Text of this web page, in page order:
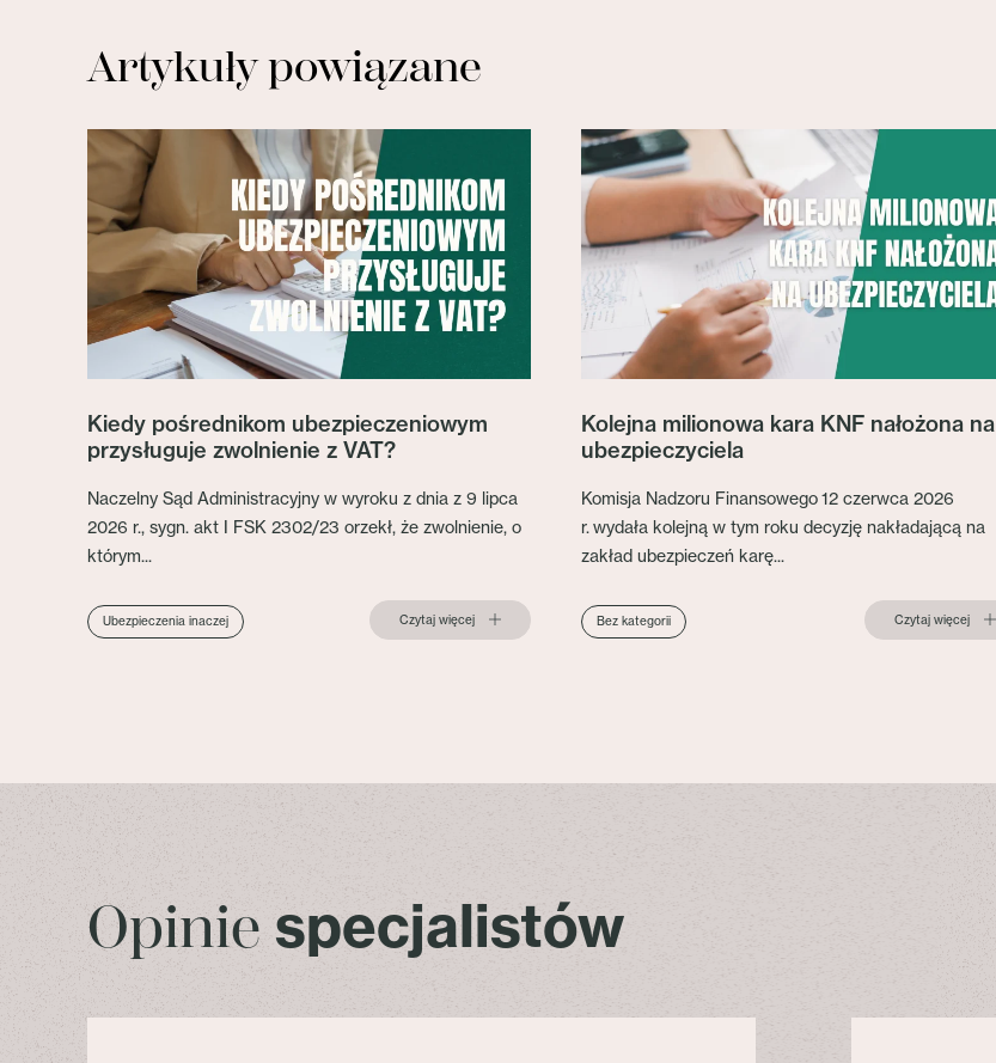
Artykuły powiązane
Kiedy pośrednikom ubezpieczeniowym
przysługuje zwolnienie z VAT?
Naczelny Sąd Administracyjny w wyroku z dnia z 9 lipca
2026 r., sygn. akt I FSK 2302/23 orzekł, że zwolnienie, o
którym...
Ubezpieczenia inaczej Czytaj więcej
Kolejna milionowa kara KNF nałożona na
ubezpieczyciela
Komisja Nadzoru Finansowego 12 czerwca 2026
r. wydała kolejną w tym roku decyzję nakładającą na
zakład ubezpieczeń karę...
Bez kategorii Czytaj więcej
Opinie specjalistów